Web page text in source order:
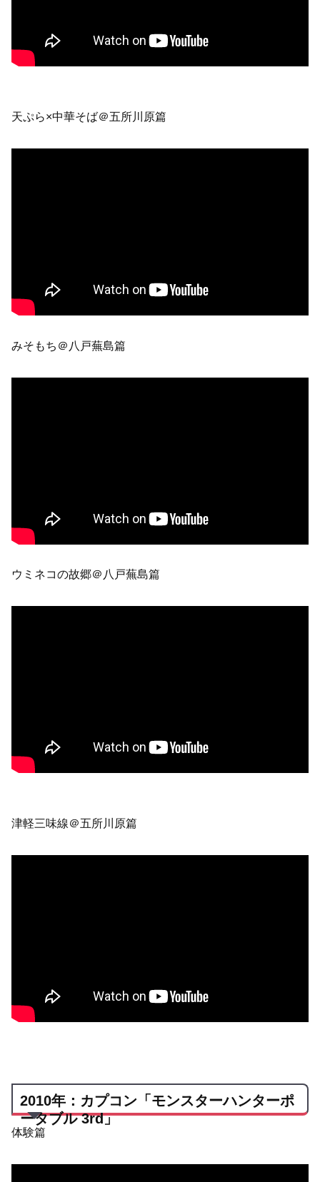
天ぷら×中華そば＠五所川原篇
みそもち＠八戸蕪島篇
ウミネコの故郷＠八戸蕪島篇
津軽三味線＠五所川原篇
2010年：カプコン「モンスターハンターポ
ータブル 3rd」
体験篇